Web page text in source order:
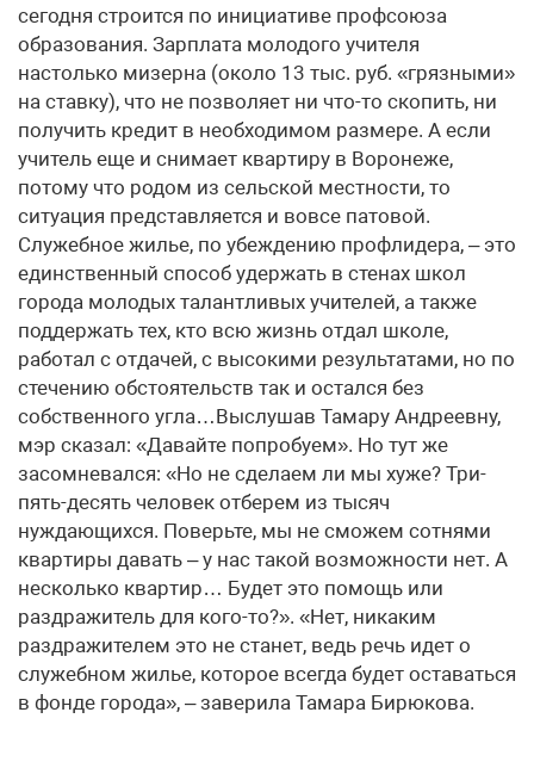
сегодня строится по инициативе профсоюза
образования. Зарплата молодого учителя
настолько мизерна (около 13 тыс. руб. «грязными»
на ставку), что не позволяет ни что-то скопить, ни
получить кредит в необходимом размере. А если
учитель еще и снимает квартиру в Воронеже,
потому что родом из сельской местности, то
ситуация представляется и вовсе патовой.
Служебное жилье, по убеждению профлидера, – это
единственный способ удержать в стенах школ
города молодых талантливых учителей, а также
поддержать тех, кто всю жизнь отдал школе,
работал с отдачей, с высокими результатами, но по
стечению обстоятельств так и остался без
собственного угла…Выслушав Тамару Андреевну,
мэр сказал: «Давайте попробуем». Но тут же
засомневался: «Но не сделаем ли мы хуже? Три-
пять-десять человек отберем из тысяч
нуждающихся. Поверьте, мы не сможем сотнями
квартиры давать – у нас такой возможности нет. А
несколько квартир… Будет это помощь или
раздражитель для кого-то?». «Нет, никаким
раздражителем это не станет, ведь речь идет о
служебном жилье, которое всегда будет оставаться
в фонде города», – заверила Тамара Бирюкова.